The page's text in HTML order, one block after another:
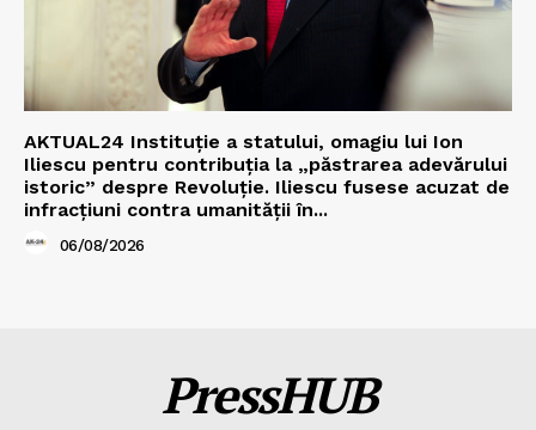
AKTUAL24 Instituție a statului, omagiu lui Ion
Iliescu pentru contribuția la „păstrarea adevărului
istoric” despre Revoluție. Iliescu fusese acuzat de
infracțiuni contra umanității în...
06/08/2026
PressHUB